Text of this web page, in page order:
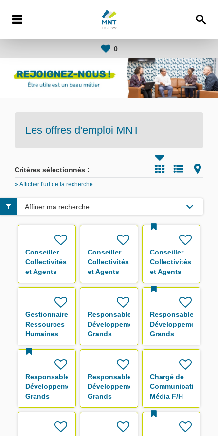
0
Les offres d'emploi MNT
Critères sélectionnés :
» Afficher l'url de la recherche
Conseiller
Collectivités
et Agents
F/H
Conseiller
Collectivités
et Agents
F/H
Conseiller
Collectivités
et Agents
F/H
Gestionnaire
Ressources
Humaines
F/H
Responsable
Développement
Grands
Comptes F/H
Responsable
Développement
Grands
Comptes F/H
Responsable
Développement
Grands
Comptes F/H
Responsable
Développement
Grands
Comptes F/H
Chargé de
Communication
Média F/H
Affiner ma recherche